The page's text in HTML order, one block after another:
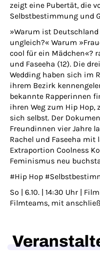
zeigt eine Pubertät, die
Selbstbestimmung und
»Warum ist
ungleich?« Warum
cool für ein Mädchen«?
und Faseeha (12). Die
Wedding haben sich im
ihrem Bezirk
bekannte Rapperinnen
ihren Weg zum Hip
sich selbst. Der
Freundinnen vier Jahre
Rachel und Faseeha mit
Extraportion Coolness
Feminismus neu
#Hip Hop
So | 6.10. | 14:30 Uhr |
Filmteams, mit